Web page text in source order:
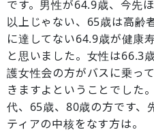
です。男性が64.9歳、今先
以上じゃない、65歳は高齢
に達してない64.9歳が健康
と思いました。女性は66.3
護女性会の方がバスに乗っ
きますよということでした
代、65歳、80歳の方です、
ティアの中核をなす方は。